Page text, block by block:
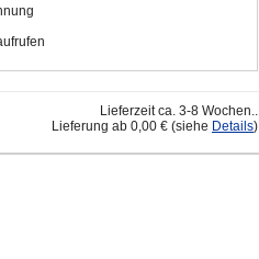
Lieferzeit ca. 3-8 Wochen..
Lieferung ab 0,00 € (siehe Details)